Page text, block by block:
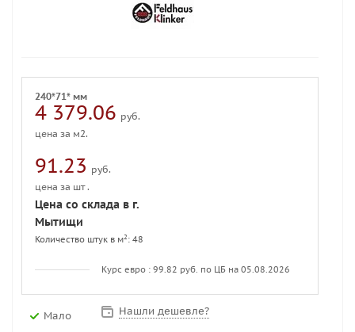
240*71* мм
4 379.06 руб.
цена за м2.
91.23 руб.
цена за шт .
Цена со склада в г.
Мытищи
Количество штук в м2 : 48
Курс евро : 99.82 руб. по ЦБ на 05.08.2026
Мало Нашли дешевле?